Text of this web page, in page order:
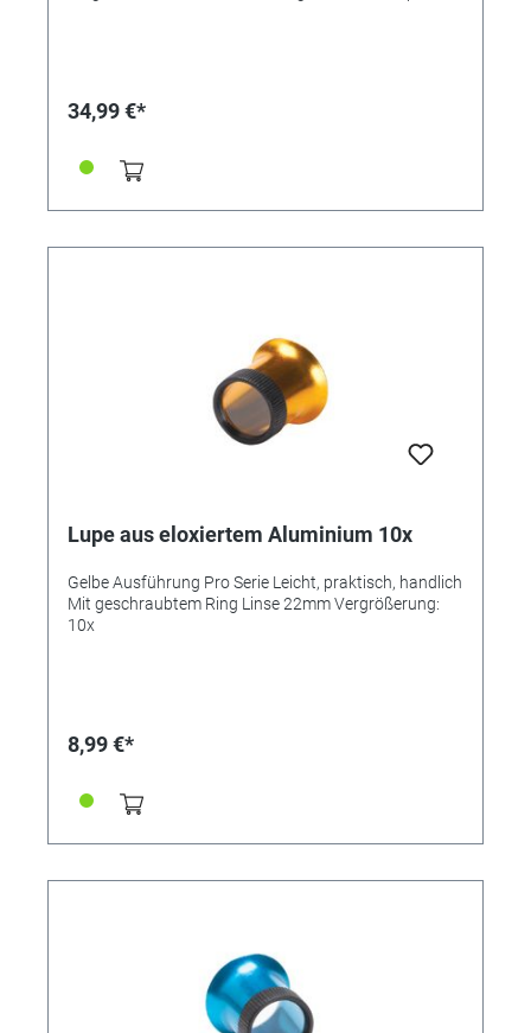
345568 - Vergrößerung 2,8x Referenz 345569 -
4,0x Referenz 345571 - Vergrößerung 5,0x Referenz
345572 - Vergrößerung 6,7x
34,99 €*
Lupe aus eloxiertem Aluminium 10x
Gelbe Ausführung Pro Serie Leicht, praktisch, handlich
Mit geschraubtem Ring Linse 22mm Vergrößerung:
10x
8,99 €*